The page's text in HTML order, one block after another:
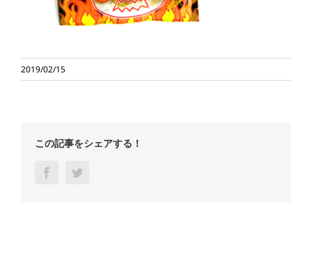
2019/02/15
この記事をシェアする！
Facebook